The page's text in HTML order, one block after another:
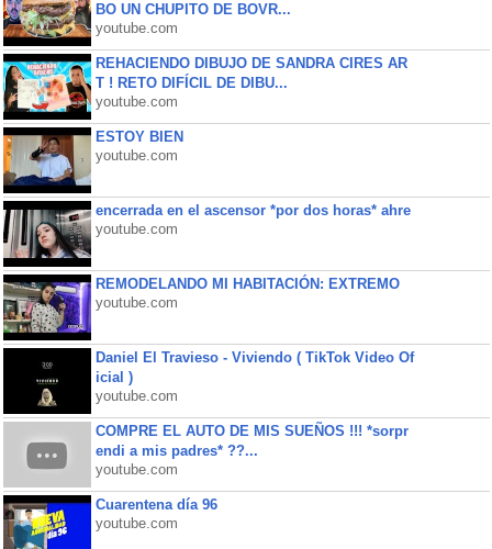
BO UN CHUPITO DE BOVR...
youtube.com
REHACIENDO DIBUJO DE SANDRA CIRES AR
T ! RETO DIFÍCIL DE DIBU...
youtube.com
ESTOY BIEN
youtube.com
encerrada en el ascensor *por dos horas* ahre
youtube.com
REMODELANDO MI HABITACIÓN: EXTREMO
youtube.com
Daniel El Travieso - Viviendo ( TikTok Video Of
icial )
youtube.com
COMPRE EL AUTO DE MIS SUEÑOS !!! *sorpr
endi a mis padres* ??...
youtube.com
Cuarentena día 96
youtube.com